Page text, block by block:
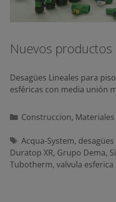
Nuevos
Desagües Lineales para
esféricas con media unión
Categorías
Construccion,
Etiquetas
Acqua-System,
Duratop XR, Grupo Dema,
Tubotherm, valvula esferica